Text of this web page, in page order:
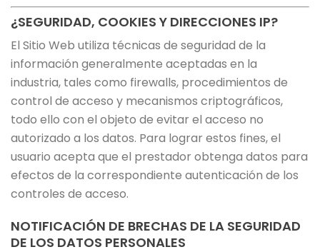
¿SEGURIDAD, COOKIES Y DIRECCIONES IP?
El Sitio Web utiliza técnicas de seguridad de la
información generalmente aceptadas en la
industria, tales como firewalls, procedimientos de
control de acceso y mecanismos criptográficos,
todo ello con el objeto de evitar el acceso no
autorizado a los datos. Para lograr estos fines, el
usuario acepta que el prestador obtenga datos para
efectos de la correspondiente autenticación de los
controles de acceso.
NOTIFICACIÓN DE BRECHAS DE LA SEGURIDAD
DE LOS DATOS PERSONALES